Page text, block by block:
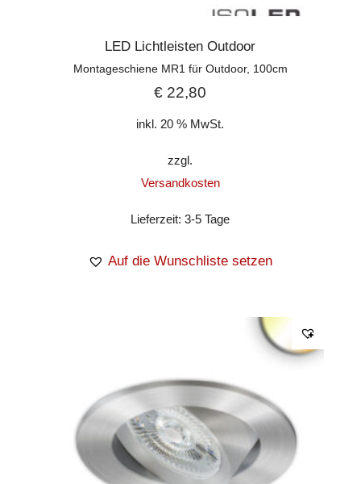
LED Lichtleisten Outdoor
Montageschiene MR1 für Outdoor, 100cm
€ 22,80
inkl. 20 % MwSt.
zzgl.
Versandkosten
Lieferzeit:3-5 Tage
Auf die Wunschliste setzen